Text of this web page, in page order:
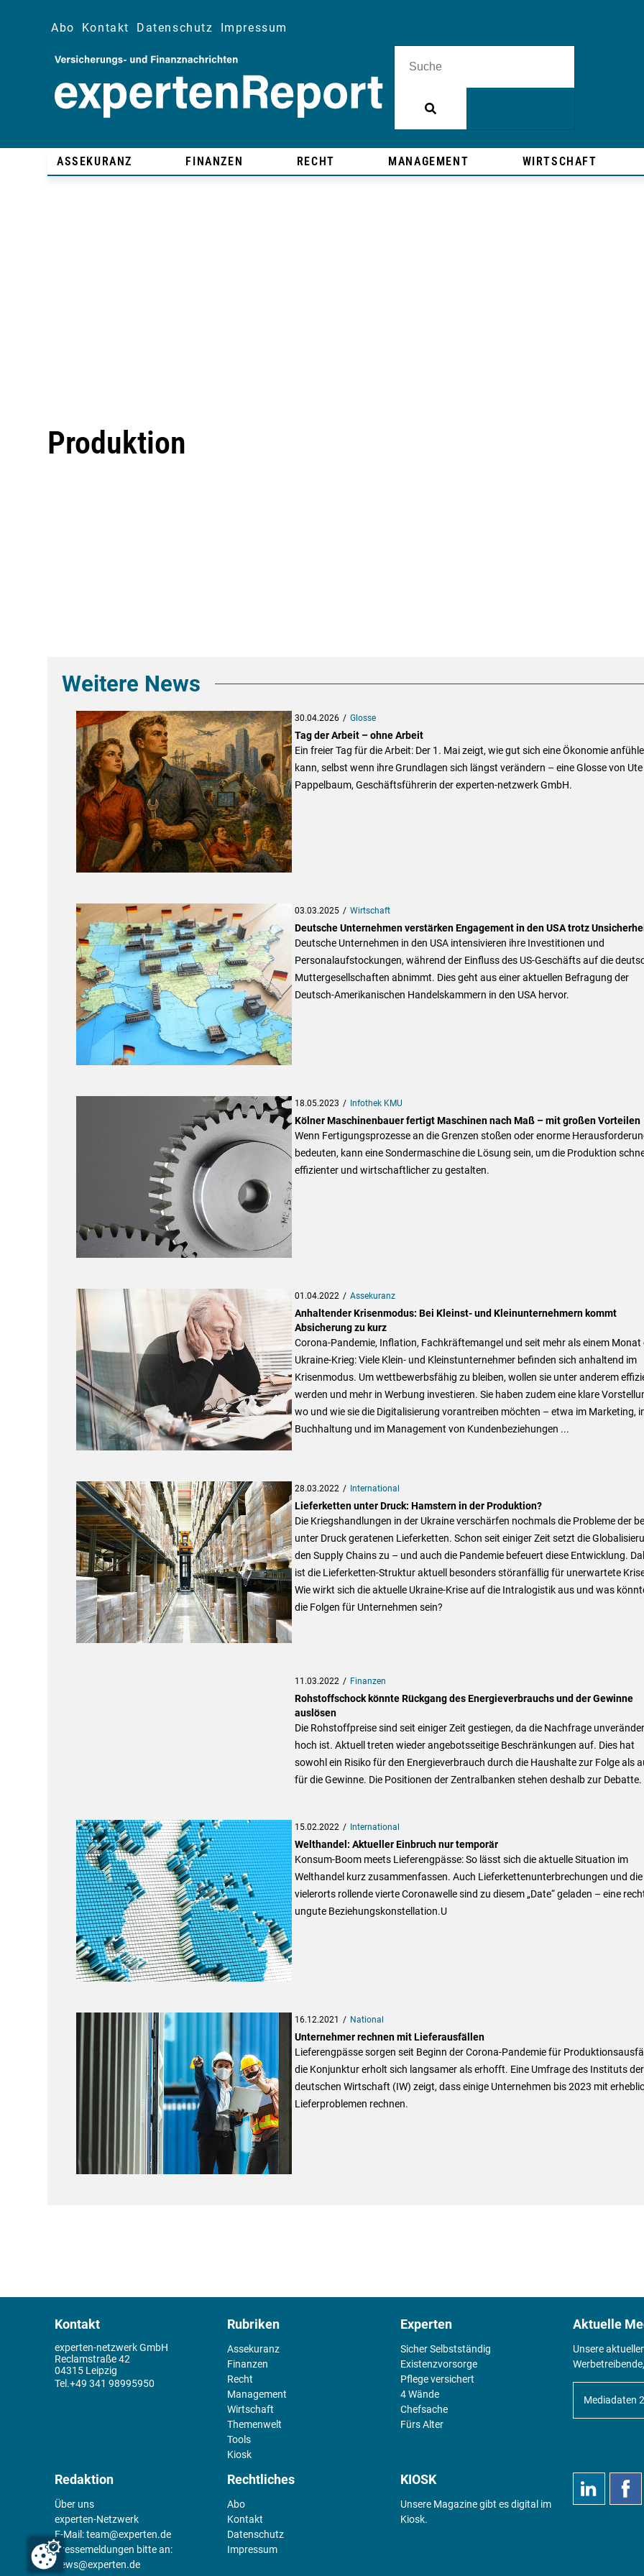
Abo Kontakt Datenschutz Impressum
ASSEKURANZ FINANZEN RECHT MANAGEMENT WIRTSCHAFT
Produktion
Weitere News
30.04.2026 Glosse
Tag der Arbeit – ohne Arbeit
Ein freier Tag für die Arbeit: Der 1. Mai zeigt, wie gut sich eine Ökonomie
kann, selbst wenn ihre Grundlagen sich längst verändern – eine Glosse von Ute
Pappelbaum, Geschäftsführerin der experten-netzwerk GmbH.
03.03.2025 Wirtschaft
Deutsche Unternehmen verstärken Engagement in den USA trotz
Deutsche Unternehmen in den USA intensivieren ihre Investitionen und
Personalaufstockungen, während der Einfluss des US-Geschäfts auf die
Muttergesellschaften abnimmt. Dies geht aus einer aktuellen Befragung der
Deutsch-Amerikanischen Handelskammern in den USA hervor.
18.05.2023 Infothek KMU
Kölner Maschinenbauer fertigt Maschinen nach Maß – mit großen Vorteilen
Wenn Fertigungsprozesse an die Grenzen stoßen oder enorme
bedeuten, kann eine Sondermaschine die Lösung sein, um die Produktion
effizienter und wirtschaftlicher zu gestalten.
01.04.2022 Assekuranz
Anhaltender Krisenmodus: Bei Kleinst- und Kleinunternehmern kommt
Absicherung zu kurz
Corona-Pandemie, Inflation, Fachkräftemangel und seit mehr als einem Monat
Ukraine-Krieg: Viele Klein- und Kleinstunternehmer befinden sich anhaltend im
Krisenmodus. Um wettbewerbsfähig zu bleiben, wollen sie unter anderem
werden und mehr in Werbung investieren. Sie haben zudem eine klare
wo und wie sie die Digitalisierung vorantreiben möchten – etwa im Marketing,
Buchhaltung und im Management von Kundenbeziehungen ...
28.03.2022 International
Lieferketten unter Druck: Hamstern in der Produktion?
Die Kriegshandlungen in der Ukraine verschärfen nochmals die Probleme der
unter Druck geratenen Lieferketten. Schon seit einiger Zeit setzt die
den Supply Chains zu – und auch die Pandemie befeuert diese Entwicklung.
ist die Lieferketten-Struktur aktuell besonders störanfällig für unerwartete
Wie wirkt sich die aktuelle Ukraine-Krise auf die Intralogistik aus und was
die Folgen für Unternehmen sein?
11.03.2022 Finanzen
Rohstoffschock könnte Rückgang des Energieverbrauchs und der Gewinne
auslösen
Die Rohstoffpreise sind seit einiger Zeit gestiegen, da die Nachfrage
hoch ist. Aktuell treten wieder angebotsseitige Beschränkungen auf. Dies hat
sowohl ein Risiko für den Energieverbrauch durch die Haushalte zur Folge als
für die Gewinne. Die Positionen der Zentralbanken stehen deshalb zur Debatte.
15.02.2022 International
Welthandel: Aktueller Einbruch nur temporär
Konsum-Boom meets Lieferengpässe: So lässt sich die aktuelle Situation im
Welthandel kurz zusammenfassen. Auch Lieferkettenunterbrechungen und die
vielerorts rollende vierte Coronawelle sind zu diesem „Date“ geladen – eine
ungute Beziehungskonstellation.U
16.12.2021 National
Unternehmer rechnen mit Lieferausfällen
Lieferengpässe sorgen seit Beginn der Corona-Pandemie für
die Konjunktur erholt sich langsamer als erhofft. Eine Umfrage des Instituts der
deutschen Wirtschaft (IW) zeigt, dass einige Unternehmen bis 2023 mit
Lieferproblemen rechnen.
Kontakt
experten-netzwerk GmbH
Reclamstraße 42
04315 Leipzig
+49 341 98995950
Rubriken
Assekuranz
Finanzen
Recht
Management
Wirtschaft
Themenwelt
Tools
Kiosk
Experten
Sicher Selbstständig
Existenz­vorsorge
Pflege versichert
4 Wände
Chefsache
Fürs Alter
Aktuelle
Unsere
Mediadaten
Redaktion
Über uns
experten-Netzwerk
E-Mail:team@experten.de
Pressemeldungen bitte an:
news@experten.de
Rechtliches
Abo
Kontakt
Datenschutz
Impressum
KIOSK
Unsere Magazine gibt es digital im
Kiosk.